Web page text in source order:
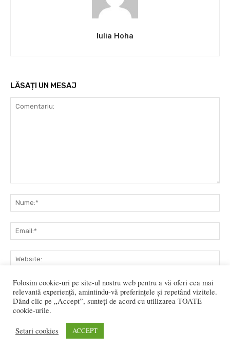
Iulia Hoha
LĂSAȚI UN MESAJ
Salvați numele meu, adresa de e-mail și site-ul web în acest
browser pentru data viitoare i comentariu.
Folosim cookie-uri pe site-ul nostru web pentru a vă oferi cea mai
relevantă experiență, amintindu-vă preferințele și repetând vizitele.
Dând clic pe „Accept”, sunteți de acord cu utilizarea TOATE
cookie-urile.
Setari cookies ACCEPT